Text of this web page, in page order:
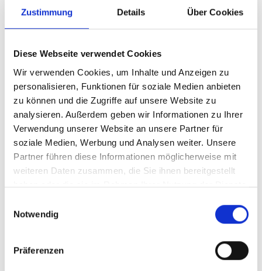
Zustimmung Details Über Cookies
Diese Webseite verwendet Cookies
Wir verwenden Cookies, um Inhalte und Anzeigen zu
personalisieren, Funktionen für soziale Medien anbieten
zu können und die Zugriffe auf unsere Website zu
analysieren. Außerdem geben wir Informationen zu Ihrer
Verwendung unserer Website an unsere Partner für
soziale Medien, Werbung und Analysen weiter. Unsere
Partner führen diese Informationen möglicherweise mit
weiteren Daten zusammen, die Sie ihnen bereitgestellt
haben oder die sie im Rahmen Ihrer Nutzung der Dienste
Notwendig
Präferenzen
Preisindikation und Verfügbarkeit
Gerne unterbreiten wir Ihnen ein für Sie unverbindliches
Angebot. Zur Erstellung der Preisindikation benötigen wir